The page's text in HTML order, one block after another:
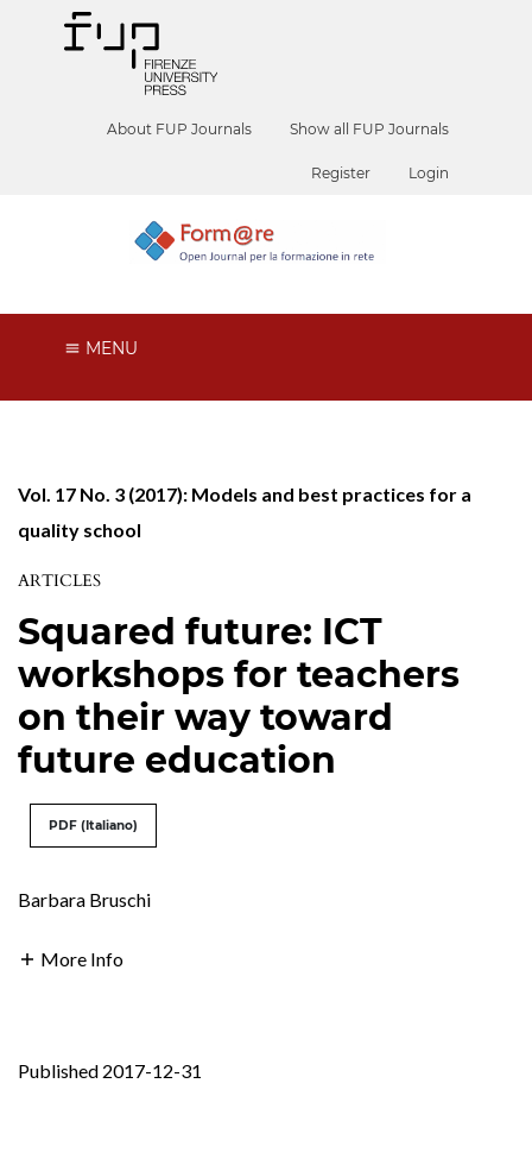
About FUP Journals Show all FUP Journals
Register Login
MENU
Vol. 17 No. 3 (2017): Models and best practices for a
quality school
ARTICLES
Squared future: ICT
workshops for teachers
on their way toward
future education
PDF (Italiano)
Barbara Bruschi
More Info
Published 2017-12-31